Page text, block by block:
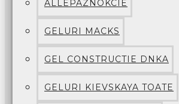
ALLEPAZNOKCIE
GELURI MACKS
GEL CONSTRUCTIE DNKA
GELURI KIEVSKAYA TOATE